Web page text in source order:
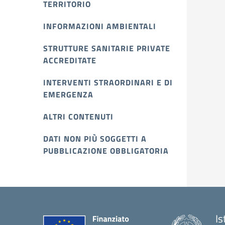
TERRITORIO
INFORMAZIONI AMBIENTALI
STRUTTURE SANITARIE PRIVATE
ACCREDITATE
INTERVENTI STRAORDINARI E DI
EMERGENZA
ALTRI CONTENUTI
DATI NON PIÙ SOGGETTI A
PUBBLICAZIONE OBBLIGATORIA